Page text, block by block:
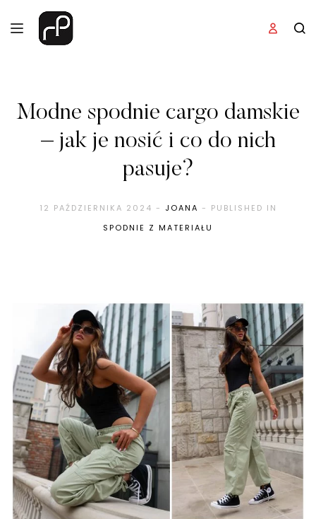
Modne spodnie cargo damskie
– jak je nosić i co do nich
pasuje?
12 PAŹDZIERNIKA 2024 - JOANA - PUBLISHED IN
SPODNIE Z MATERIAŁU